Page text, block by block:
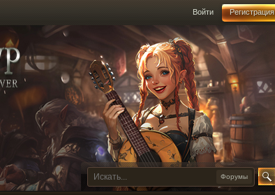
Войти Регистрация
Форумы